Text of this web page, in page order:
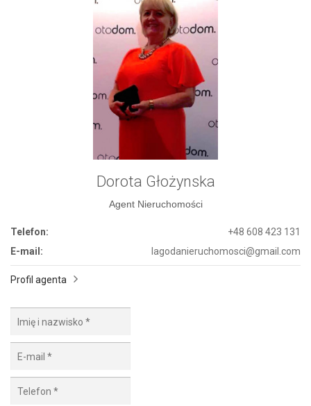
Dorota Głożynska
Agent Nieruchomości
Telefon:
+48 608 423 131
E-mail:
lagodanieruchomosci@gmail.com
Profil agenta